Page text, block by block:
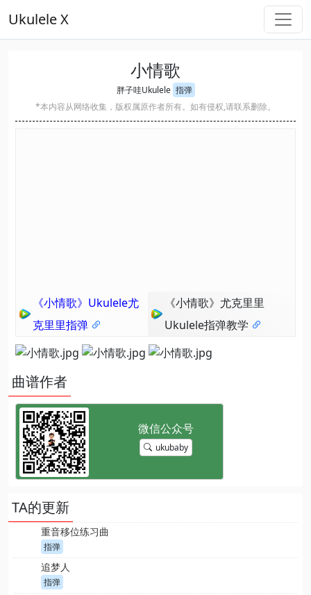
Ukulele X
小情歌
胖子哇Ukulele 指弹
*本内容从网络收集，版权属原作者所有。如有侵权,请联系删除。
《小情歌》Ukulele尤
克里里指弹
《小情歌》尤克里里
Ukulele指弹教学
曲谱作者
ukubaby
TA的更新
重音移位练习曲
指弹
追梦人
指弹